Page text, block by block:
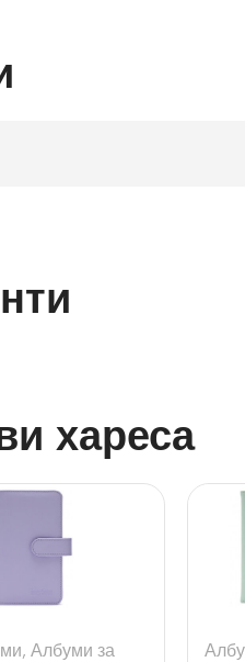
хареса
, Албуми за